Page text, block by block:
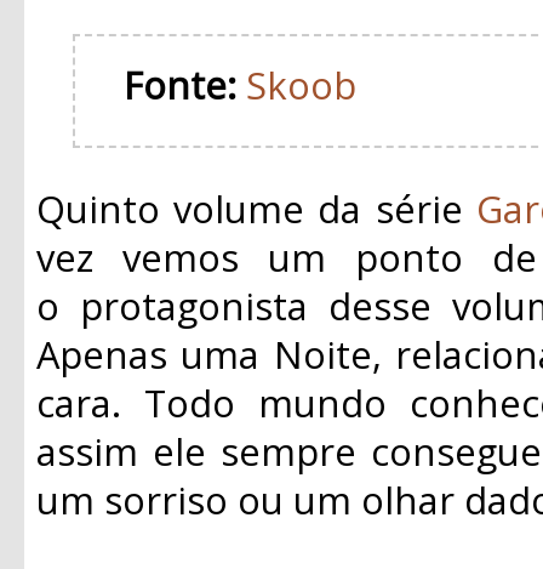
Fonte: Skoob
Quinto volume da série
vez vemos um ponto
o protagonista desse
Apenas uma Noite,
cara. Todo mundo
assim ele sempre
um sorriso ou um olhar